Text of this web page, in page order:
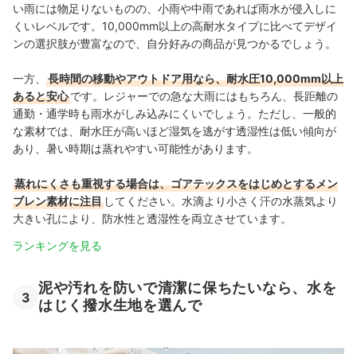
い雨には物足りないものの、小雨や中雨であれば雨水が侵入しに
くいレベルです。10,000mm以上の高耐水タイプに比べてデザイ
ンの選択肢が豊富なので、自分好みの商品が見つかるでしょう。
一方、
長時間の移動やアウトドア用なら、耐水圧10,000mm以上
あると安心です。レジャーでの急な大雨にはもちろん、長距離の
通勤・通学時も雨水がしみ込みにくいでしょう。ただし、一般的
な素材では、耐水圧が高いほど湿気を逃がす透湿性は低い傾向が
あり、暑い時期は蒸れやすい可能性があります。
蒸れにくさも重視する場合は、ゴアテックスをはじめとするメン
ブレン素材に注目 してください。水滴より小さく汗の水蒸気より
大きい孔により、防水性と透湿性を両立させています。
ランキングを見る
3
泥や汚れを防いで清潔に保ちたいなら、水を
はじく撥水生地を選んで